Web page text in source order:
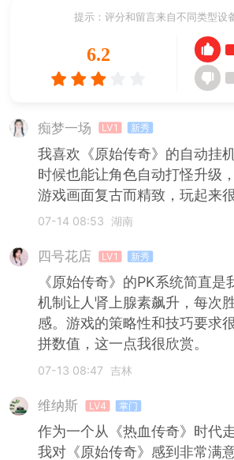
提示：评分和留言来自不同类型设
6.2
痴梦一场 LV1 新秀
我喜欢《原始传奇》的自动挂
时候也能让角色自动打怪升级
游戏画面复古而精致，玩起来很
07-14 08:53 湖南
四号花店 LV1 新秀
《原始传奇》的PK系统简直
机制让人肾上腺素飙升，每次
感。游戏的策略性和技巧要求
拼数值，这一点我很欣赏。
07-13 08:47 吉林
维纳斯 LV4 掌门
作为一个从《热血传奇》时代
我对《原始传奇》感到非常满